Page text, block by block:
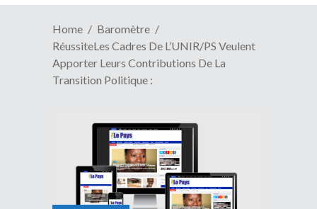
Home
Baromètre
RéussiteLes Cadres De L’UNIR/PS Veulent
Apporter Leurs Contributions De La
Transition Politique :